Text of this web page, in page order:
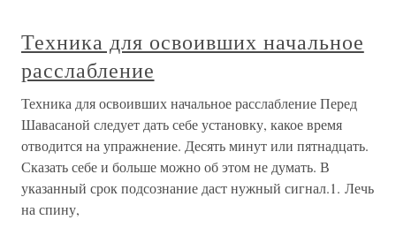
Техника для освоивших начальное
расслабление
Техника для освоивших начальное расслабление Перед
Шавасаной следует дать себе установку, какое время
отводится на упражнение. Десять минут или пятнадцать.
Сказать себе и больше можно об этом не думать. В
указанный срок подсознание даст нужный сигнал.1. Лечь
на спину,